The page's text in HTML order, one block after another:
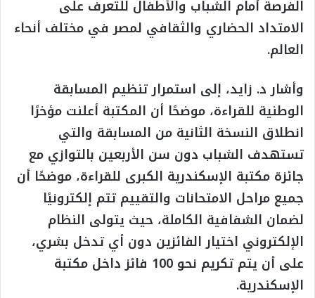
الفرصة أمام الشباب والأطفال للتعرف على
الامتداد الحضاري والثقافي لمصر في مختلف أنحاء
العالم.
وأشار د. زايد، إلى استمرار تنظيم المسابقة
الوطنية للقراءة، موضحًا أن المكتبة أعلنت مؤخرًا
انطلاق النسخة الثانية من المسابقة والتي
تستهدف الشباب دون سن الأربعين بالتوازي مع
جائزة مكتبة الإسكندرية الكبرى للقراءة، موضحًا أن
جميع مراحل الامتحانات والتقييم تتم إلكترونيًا
لضمان الشفافية الكاملة، حيث يتولى النظام
الإلكتروني اختيار الفائزين دون أي تدخل بشري،
على أن يتم تكريم نحو 100 فائز داخل مكتبة
الإسكندرية.